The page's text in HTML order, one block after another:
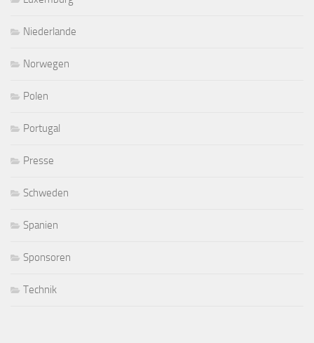
Niederlande
Norwegen
Polen
Portugal
Presse
Schweden
Spanien
Sponsoren
Technik